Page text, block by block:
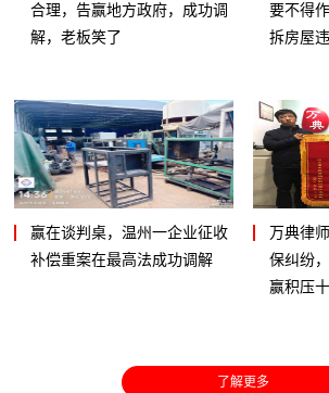
合理，告赢地方政府，成功调
解，老板笑了
要不得
拆房屋
赢在谈判桌，温州一企业征收
补偿重案在最高法成功调解
万典律
保纠纷
赢积压
了解更多